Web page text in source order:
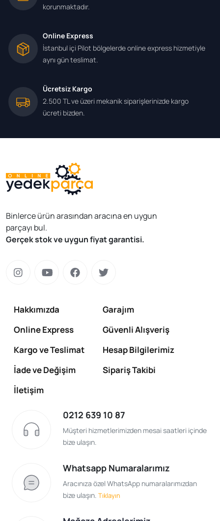
korunmaktadır.
Online Express
İstanbul içi Pilot bölgelerde online express hizmetiyle
aynı gün teslimat.
Ücretsiz Kargo
2.500 TL ve üzeri mekanik siparişlerinizde kargo
ücreti bizden.
Binlerce ürün arasından aracına en uygun
parçayı bul.
Gerçek stok ve uygun fiyat garantisi.
Hakkımızda
Garajım
Online Express
Güvenli Alışveriş
Kargo ve Teslimat
Hesap Bilgilerimiz
İade ve Değişim
Sipariş Takibi
İletişim
0212 639 10 87
Müşteri hizmetlerimizden mesai saatleri içinde
bize ulaşın.
Whatsapp Numaralarımız
Aracınıza özel WhatsApp numaralarımızdan
bize ulaşın. Tıklayın